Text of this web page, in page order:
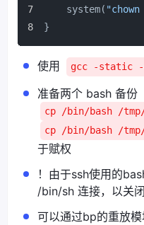
    system(
}
使用 gcc -static -
准备两个 bash 备份
cp /bin/bash /
cp /bin/bash /
于赋权
！由于ssh使用的
/bin/sh 连接，以关
可以通过bp的重放